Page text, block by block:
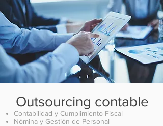
Outsourcing contable
Contabilidad y Cumplimiento Fiscal
Nómina y Gestión de Personal